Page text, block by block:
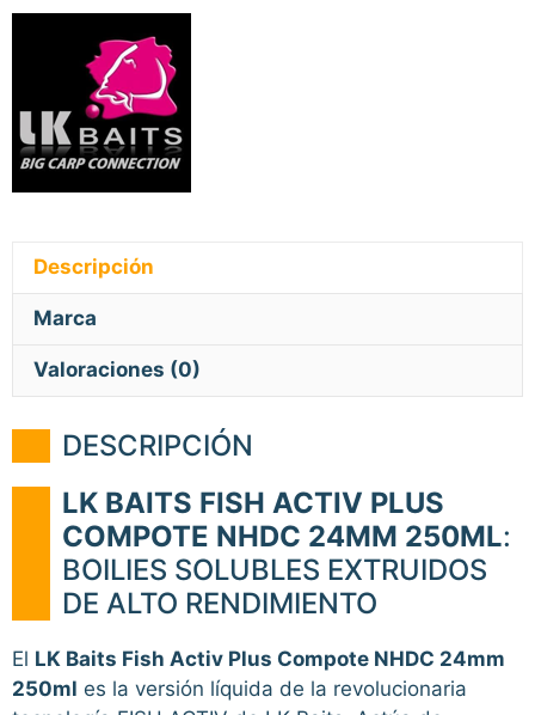
Descripción
Marca
Valoraciones (0)
DESCRIPCIÓN
LK BAITS FISH ACTIV PLUS
COMPOTE NHDC 24MM 250ML:
BOILIES SOLUBLES EXTRUIDOS
DE ALTO RENDIMIENTO
El LK Baits Fish Activ Plus Compote NHDC 24mm
250ml es la versión líquida de la revolucionaria